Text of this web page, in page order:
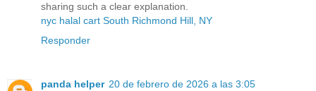
sharing such a clear explanation.
nyc halal cart South Richmond Hill, NY
Responder
panda helper 20 de febrero de 2026 a las 3:05